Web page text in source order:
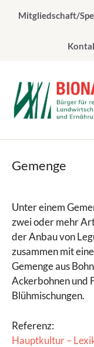
InhaltMitgliedschaft/
Gemenge
Unter einem
zwei oder mehr
der Anbau von
zusammen mit
Gemenge aus
Ackerbohnen und
Blühmischungen.
Referenz:
Hauptkultur –